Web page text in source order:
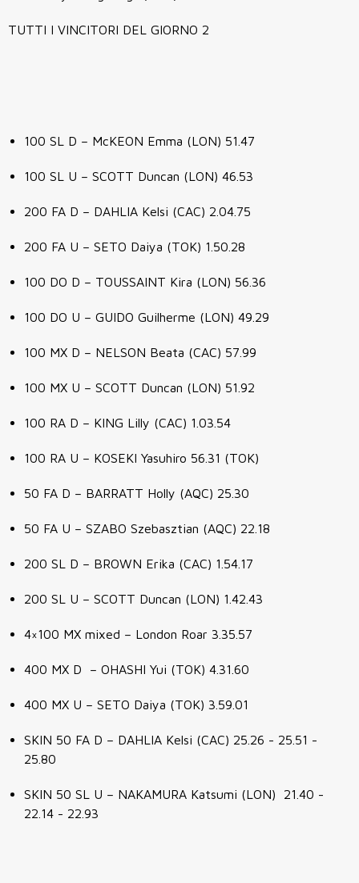
TUTTI I VINCITORI DEL GIORNO 2
100 SL D – McKEON Emma (LON) 51.47
100 SL U – SCOTT Duncan (LON) 46.53
200 FA D – DAHLIA Kelsi (CAC) 2.04.75
200 FA U – SETO Daiya (TOK) 1.50.28
100 DO D – TOUSSAINT Kira (LON) 56.36
100 DO U – GUIDO Guilherme (LON) 49.29
100 MX D – NELSON Beata (CAC) 57.99
100 MX U – SCOTT Duncan (LON) 51.92
100 RA D – KING Lilly (CAC) 1.03.54
100 RA U – KOSEKI Yasuhiro 56.31 (TOK)
50 FA D – BARRATT Holly (AQC) 25.30
50 FA U – SZABO Szebasztian (AQC) 22.18
200 SL D – BROWN Erika (CAC) 1.54.17
200 SL U – SCOTT Duncan (LON) 1.42.43
4×100 MX mixed – London Roar 3.35.57
400 MX D – OHASHI Yui (TOK) 4.31.60
400 MX U – SETO Daiya (TOK) 3.59.01
SKIN 50 FA D – DAHLIA Kelsi (CAC) 25.26 - 25.51 -
25.80
SKIN 50 SL U – NAKAMURA Katsumi (LON) 21.40 -
22.14 - 22.93